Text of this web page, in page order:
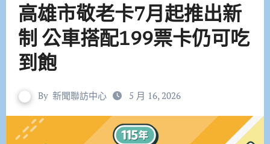
高雄市敬老卡7月起推出新
制 公車搭配199票卡仍可吃
到飽
By 新聞聯訪中心 5 月 16, 2026